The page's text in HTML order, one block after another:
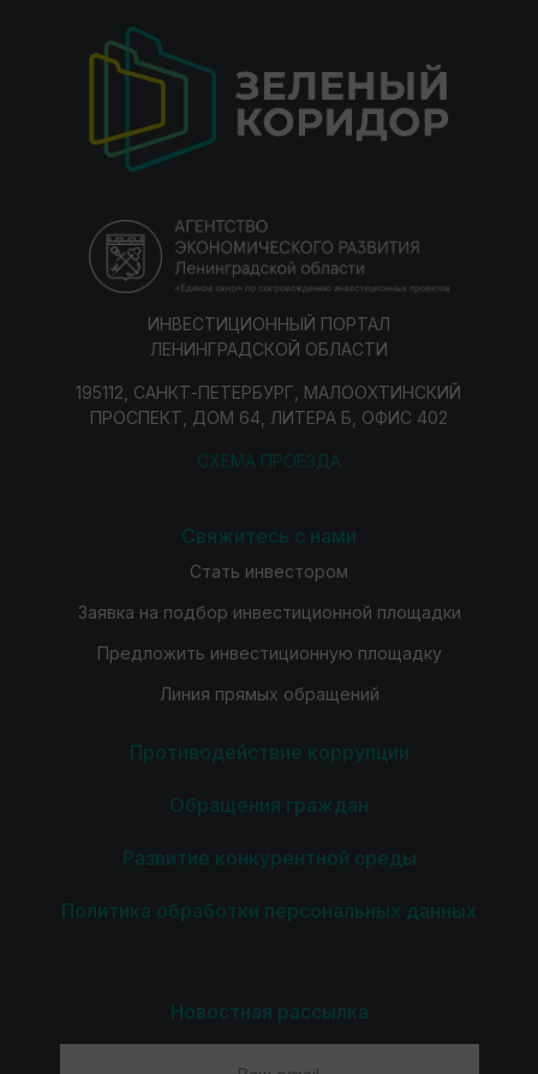
ИНВЕСТИЦИОННЫЙ ПОРТАЛ
ЛЕНИНГРАДСКОЙ ОБЛАСТИ
195112, САНКТ-ПЕТЕРБУРГ, МАЛООХТИНСКИЙ
ПРОСПЕКТ, ДОМ 64, ЛИТЕРА Б, ОФИС 402
СХЕМА ПРОЕЗДА
Свяжитесь с нами
Стать инвестором
Заявка на подбор инвестиционной площадки
Предложить инвестиционную площадку
Линия прямых обращений
Противодействие коррупции
Обращения граждан
Развитие конкурентной среды
Политика обработки персональных данных
Новостная рассылка